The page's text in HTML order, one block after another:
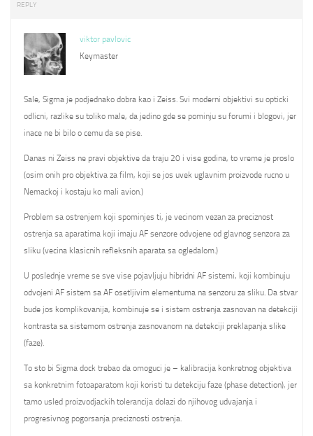
REPLY
viktor pavlovic
Keymaster
Sale, Sigma je podjednako dobra kao i Zeiss. Svi moderni objektivi su opticki
odlicni, razlike su toliko male, da jedino gde se pominju su forumi i blogovi, jer
inace ne bi bilo o cemu da se pise.
Danas ni Zeiss ne pravi objektive da traju 20 i vise godina, to vreme je proslo
(osim onih pro objektiva za film, koji se jos uvek uglavnim proizvode rucno u
Nemackoj i kostaju ko mali avion.)
Problem sa ostrenjem koji spominjes ti, je vecinom vezan za preciznost
ostrenja sa aparatima koji imaju AF senzore odvojene od glavnog senzora za
sliku (vecina klasicnih refleksnih aparata sa ogledalom.)
U poslednje vreme se sve vise pojavljuju hibridni AF sistemi, koji kombinuju
odvojeni AF sistem sa AF osetljivim elementuma na senzoru za sliku. Da stvar
bude jos komplikovanija, kombinuje se i sistem ostrenja zasnovan na detekciji
kontrasta sa sistemom ostrenja zasnovanom na detekciji preklapanja slike
(faze).
To sto bi Sigma dock trebao da omoguci je – kalibracija konkretnog objektiva
sa konkretnim fotoaparatom koji koristi tu detekciju faze (phase detection), jer
tamo usled proizvodjackih tolerancija dolazi do njihovog udvajanja i
progresivnog pogorsanja preciznosti ostrenja.